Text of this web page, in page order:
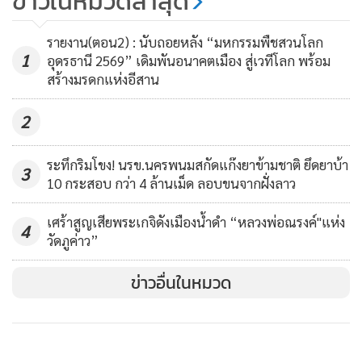
นางวัฒนา คงงาม อายุ 56 ปี
ด้านทนายความได้ออกมาเปิดเผยว่า หลังตกเป็นข่าว ทำให้ตน
และทนายความใน จ.บุรีรัมย์ได้รับความเดือดร้อน เพราะผู้เสพ
ข่าวยังไม่เข้าใจถึงกระบวนการทางกฎหมาย ยอมรับว่าตนเป็น
ทนายที่ได้รับว่าจ้างจากบริษัทจำหน่ายรถจักรยานยนต์ฟ้องตาม
กฎหมาย หลังจากศาลมีคำสั่งจนคดีสิ้นสุด ทนายก็หมดหน้าที่ของ
ความเป็นทนาย ส่วนการประมูลทรัพย์ตนก็ไปประมูลตาม
ระเบียบ ไม่คิดอยากได้ที่ดินแปลงนี้ แต่เห็นผ่านการประมูลมา
แล้ว 4-5 ครั้งยังไม่มีคนซื้อ ตนจึงประมูลเอาด้วยความสุจริต
นั้นไม่เป็นความจริง จึงอยากฝากถึงสังคม หรือผู้ที่ติดตามข้อมูล
1,780
จริง ทนายฟ้องยึดบ้านที่ดินป้า 14 ไร่
พร้อมช่วยเหลือเรื่องคดี
1
รายงาน(ตอน2) : นับถอยหลัง “มหกรรมพืชสวนโลก
อุดรธานี 2569” เดิมพันอนาคตเมือง สู่เวทีโลก พร้อม
สร้างมรดกแห่งอีสาน
2
3
ระทึกริมโขง! นรข.นครพนมสกัดแก๊งยาข้ามชาติ ยึดยาบ้า
10 กระสอบ กว่า 4 ล้านเม็ด ลอบขนจากฝั่งลาว
4
เศร้าสูญเสียพระเกจิดังเมืองน้ำดำ “หลวงพ่อณรงค์"แห่ง
วัดภูค่าว”
ข่าวอื่นในหมวด